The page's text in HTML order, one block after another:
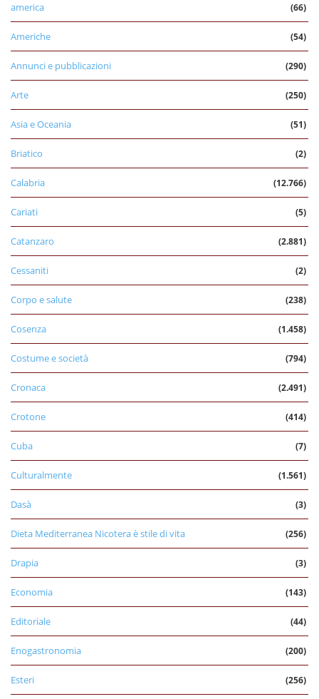
america (66)
Americhe (54)
Annunci e pubblicazioni (290)
Arte (250)
Asia e Oceania (51)
Briatico (2)
Calabria (12.766)
Cariati (5)
Catanzaro (2.881)
Cessaniti (2)
Corpo e salute (238)
Cosenza (1.458)
Costume e società (794)
Cronaca (2.491)
Crotone (414)
Cuba (7)
Culturalmente (1.561)
Dasà (3)
Dieta Mediterranea Nicotera è stile di vita (256)
Drapia (3)
Economia (143)
Editoriale (44)
Enogastronomia (200)
Esteri (256)